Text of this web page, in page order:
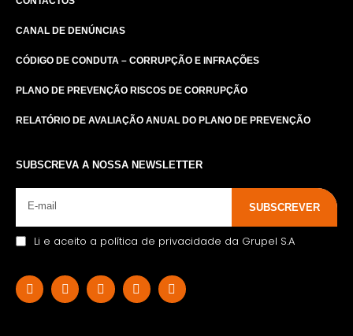
CANAL DE DENÚNCIAS
CÓDIGO DE CONDUTA – CORRUPÇÃO E INFRAÇÕES
PLANO DE PREVENÇÃO RISCOS DE CORRUPÇÃO
RELATÓRIO DE AVALIAÇÃO ANUAL DO PLANO DE PREVENÇÃO
SUBSCREVA A NOSSA NEWSLETTER
SUBSCREVER
Li e aceito a política de privacidade da Grupel S.A